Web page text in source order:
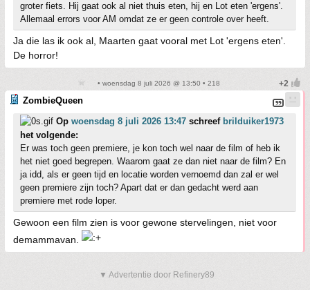
groter fiets. Hij gaat ook al niet thuis eten, hij en Lot eten 'ergens'.
Allemaal errors voor AM omdat ze er geen controle over heeft.
Ja die las ik ook al, Maarten gaat vooral met Lot 'ergens eten'.
De horror!
• woensdag 8 juli 2026 @ 13:50 • 218
ZombieQueen
Op woensdag 8 juli 2026 13:47 schreef brilduiker1973
het volgende:
Er was toch geen premiere, je kon toch wel naar de film of heb ik
het niet goed begrepen. Waarom gaat ze dan niet naar de film? En
ja idd, als er geen tijd en locatie worden vernoemd dan zal er wel
geen premiere zijn toch? Apart dat er dan gedacht werd aan
premiere met rode loper.
Gewoon een film zien is voor gewone stervelingen, niet voor
demammavan.
▼ Advertentie door Refinery89